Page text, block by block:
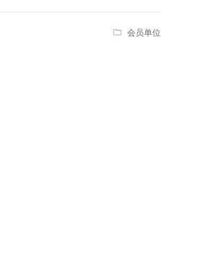
会员单位